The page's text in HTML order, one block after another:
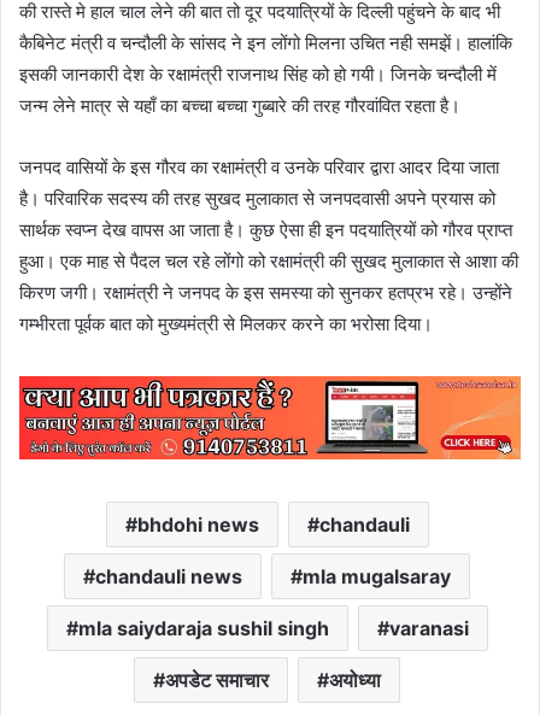
की रास्ते मे हाल चाल लेने की बात तो दूर पदयात्रियों के दिल्ली पहुंचने के बाद भी
कैबिनेट मंत्री व चन्दौली के सांसद ने इन लोंगो मिलना उचित नही समझें। हालांकि
इसकी जानकारी देश के रक्षामंत्री राजनाथ सिंह को हो गयी। जिनके चन्दौली में
जन्म लेने मात्र से यहाँ का बच्चा बच्चा गुब्बारे की तरह गौरवांवित रहता है।
जनपद वासियों के इस गौरव का रक्षामंत्री व उनके परिवार द्वारा आदर दिया जाता
है। परिवारिक सदस्य की तरह सुखद मुलाकात से जनपदवासी अपने प्रयास को
सार्थक स्वप्न देख वापस आ जाता है। कुछ ऐसा ही इन पदयात्रियों को गौरव प्राप्त
हुआ। एक माह से पैदल चल रहे लोंगो को रक्षामंत्री की सुखद मुलाकात से आशा की
किरण जगी। रक्षामंत्री ने जनपद के इस समस्या को सुनकर हतप्रभ रहे। उन्होंने
गम्भीरता पूर्वक बात को मुख्यमंत्री से मिलकर करने का भरोसा दिया।
bhdohi news chandauli
chandauli news mla mugalsaray
mla saiydaraja sushil singh varanasi
अपडेट समाचार अयोध्या